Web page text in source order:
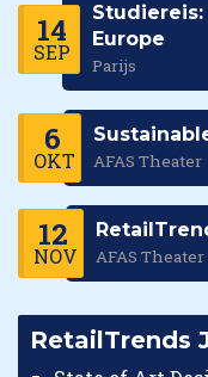
14
SEP
Studiereis:
Europe
Parijs
6
OKT AFAS Theater
12
NOV AFAS Theater
RetailTrends